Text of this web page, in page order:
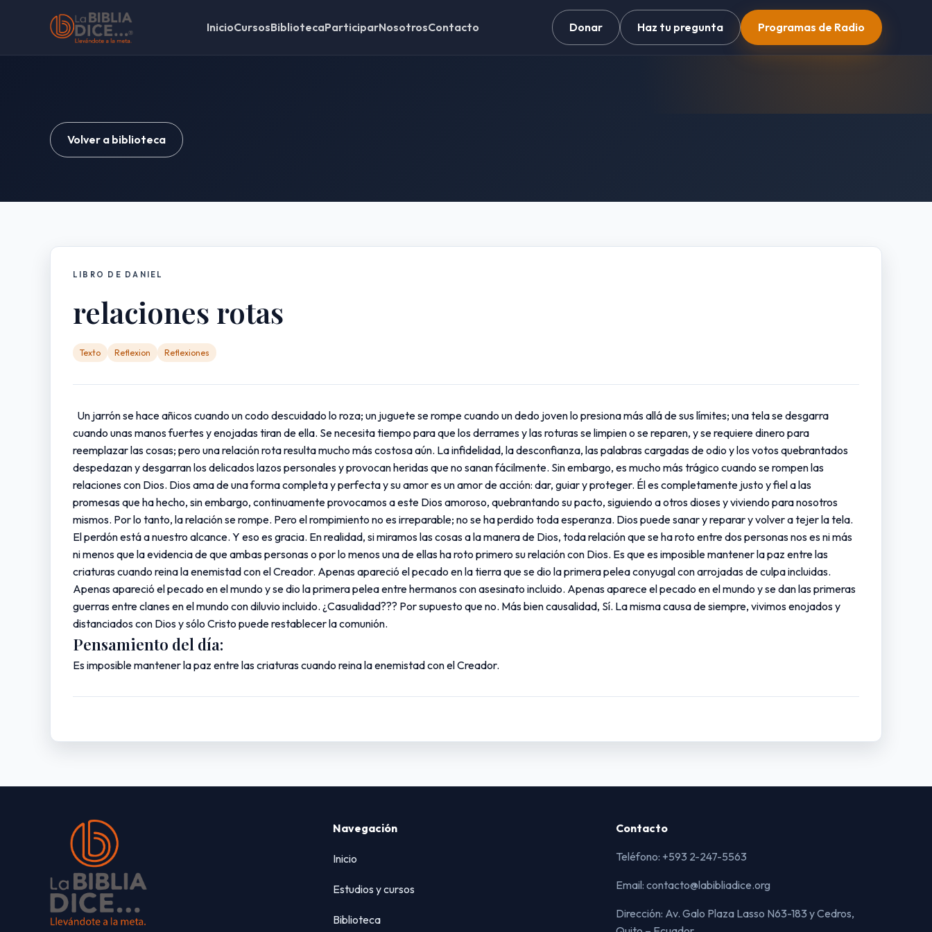
InicioCursosBibliotecaParticiparNosotrosContacto Donar Haz tu pregunta Programas de Radio
Volver a biblioteca
LIBRO DE DANIEL
relaciones rotas
Texto Reflexion Reflexiones
Un jarrón se hace añicos cuando un codo descuidado lo roza; un juguete se rompe cuando un dedo joven lo presiona más allá de sus límites; una tela se desgarra
cuando unas manos fuertes y enojadas tiran de ella. Se necesita tiempo para que los derrames y las roturas se limpien o se reparen, y se requiere dinero para
reemplazar las cosas; pero una relación rota resulta mucho más costosa aún. La infidelidad, la desconfianza, las palabras cargadas de odio y los votos quebrantados
despedazan y desgarran los delicados lazos personales y provocan heridas que no sanan fácilmente. Sin embargo, es mucho más trágico cuando se rompen las
relaciones con Dios. Dios ama de una forma completa y perfecta y su amor es un amor de acción: dar, guiar y proteger. Él es completamente justo y fiel a las
promesas que ha hecho, sin embargo, continuamente provocamos a este Dios amoroso, quebrantando su pacto, siguiendo a otros dioses y viviendo para nosotros
mismos. Por lo tanto, la relación se rompe. Pero el rompimiento no es irreparable; no se ha perdido toda esperanza. Dios puede sanar y reparar y volver a tejer la tela.
El perdón está a nuestro alcance. Y eso es gracia. En realidad, si miramos las cosas a la manera de Dios, toda relación que se ha roto entre dos personas nos es ni más
ni menos que la evidencia de que ambas personas o por lo menos una de ellas ha roto primero su relación con Dios. Es que es imposible mantener la paz entre las
criaturas cuando reina la enemistad con el Creador. Apenas apareció el pecado en la tierra que se dio la primera pelea conyugal con arrojadas de culpa incluidas.
Apenas apareció el pecado en el mundo y se dio la primera pelea entre hermanos con asesinato incluido. Apenas aparece el pecado en el mundo y se dan las primeras
guerras entre clanes en el mundo con diluvio incluido. ¿Casualidad??? Por supuesto que no. Más bien causalidad, Sí. La misma causa de siempre, vivimos enojados y
distanciados con Dios y sólo Cristo puede restablecer la comunión.
Pensamiento del día:
Es imposible mantener la paz entre las criaturas cuando reina la enemistad con el Creador.
Navegación
Inicio
Estudios y cursos
Biblioteca
Contacto
Teléfono: +593 2-247-5563
Email: contacto@labibliadice.org
Dirección: Av. Galo Plaza Lasso N63-183 y Cedros,